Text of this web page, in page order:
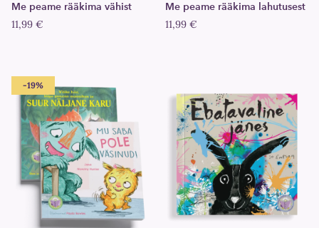
Me peame rääkima vähist
11,99 €
Me peame rääkima lahutusest
11,99 €
-19%